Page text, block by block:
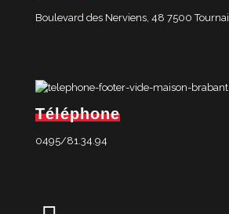
Boulevard des Nerviens, 48 7500 Tournai
Téléphone
0495/81.34.94